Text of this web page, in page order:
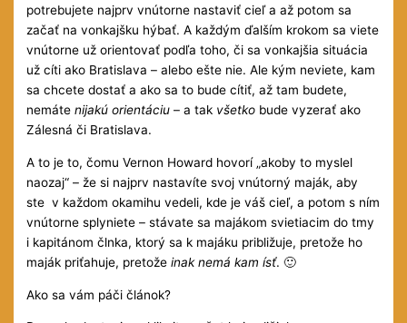
potrebujete najprv vnútorne nastaviť cieľ a až potom sa
začať na vonkajšku hýbať. A každým ďalším krokom sa viete
vnútorne už orientovať podľa toho, či sa vonkajšia situácia
už cíti ako Bratislava – alebo ešte nie. Ale kým neviete, kam
sa chcete dostať a ako sa to bude cítiť, až tam budete,
nemátenijakú orientáciu – a tak všetko bude vyzerať ako
Zálesná či Bratislava.
A to je to, čomu Vernon Howard hovorí „akoby to myslel
naozaj“ – že si najprv nastavíte svoj vnútorný maják, aby
ste v každom okamihu vedeli, kde je váš cieľ, a potom s ním
vnútorne splyniete – stávate sa majákom svietiacim do tmy
i kapitánom člnka, ktorý sa k majáku približuje, pretože ho
maják priťahuje, pretožeinak nemá kam ísť. 🙂
Ako sa vám páči článok?